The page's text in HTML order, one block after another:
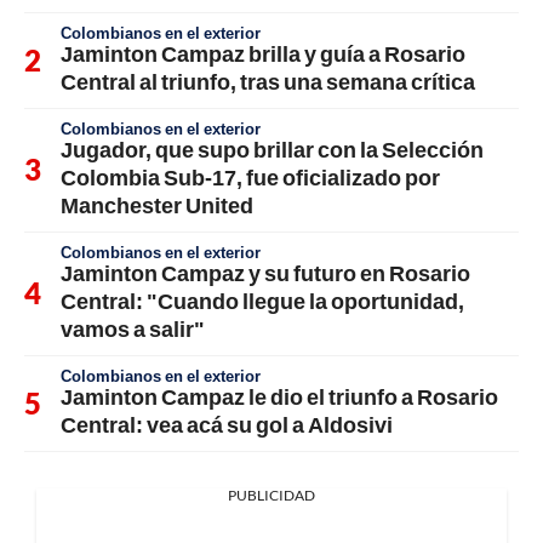
Colombianos en el exterior
Jaminton Campaz brilla y guía a Rosario
Central al triunfo, tras una semana crítica
Colombianos en el exterior
Jugador, que supo brillar con la Selección
Colombia Sub-17, fue oficializado por
Manchester United
Colombianos en el exterior
Jaminton Campaz y su futuro en Rosario
Central: "Cuando llegue la oportunidad,
vamos a salir"
Colombianos en el exterior
Jaminton Campaz le dio el triunfo a Rosario
Central: vea acá su gol a Aldosivi
PUBLICIDAD